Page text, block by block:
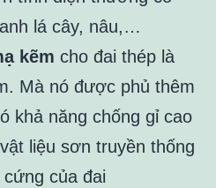
lá cây, nâu,…
kẽm cho đai thép là
Mà nó được phủ thêm
khả năng chống gỉ cao
liệu sơn truyền thống
của đai